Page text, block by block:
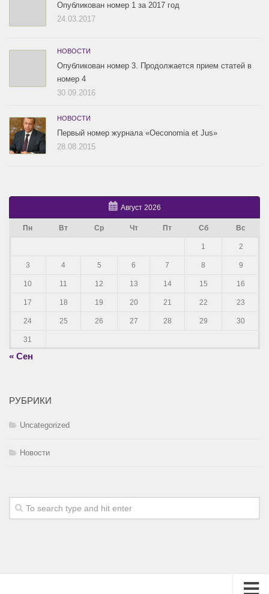
Опубликован номер 1 за 2017 год
24.03.2017
НОВОСТИ
Опубликован номер 3. Продолжается прием статей в
номер 4
30.09.2016
НОВОСТИ
Первый номер журнала «Oeconomia et Jus»
28.08.2015
Август 2026
Пн Вт Ср Чт Пт Сб Вс
1 2
3 4 5 6 7 8 9
10 11 12 13 14 15 16
17 18 19 20 21 22 23
24 25 26 27 28 29 30
31
« Сен
РУБРИКИ
Uncategorized
Новости